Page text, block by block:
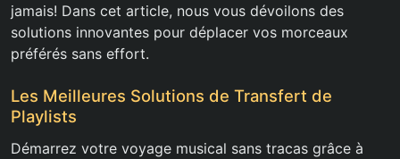
jamais! Dans cet article, nous vous dévoilons des
solutions innovantes pour déplacer vos morceaux
préférés sans effort.
Les Meilleures Solutions de Transfert de
Playlists
Démarrez votre voyage musical sans tracas grâce à